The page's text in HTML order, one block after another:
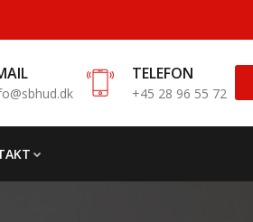
TELEFON
+45 28 96 55 72